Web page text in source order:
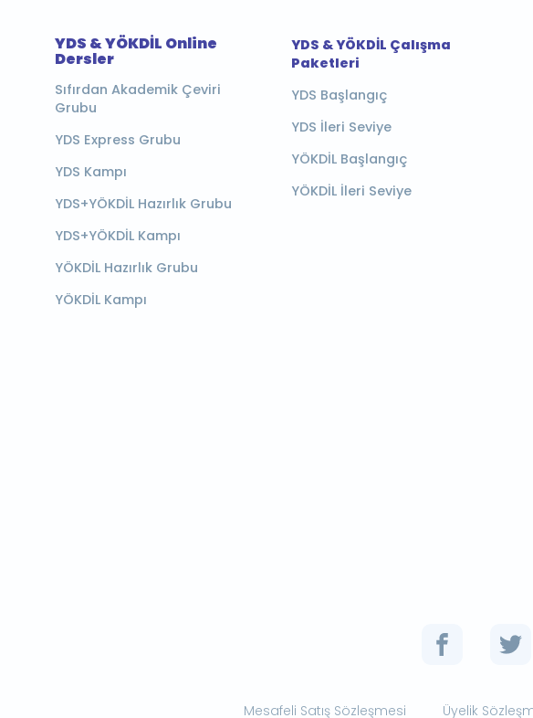
YDS & YÖKDİL Online
Dersler
Sıfırdan Akademik Çeviri
Grubu
YDS Express Grubu
YDS Kampı
YDS+YÖKDİL Hazırlık Grubu
YDS+YÖKDİL Kampı
YÖKDİL Hazırlık Grubu
YÖKDİL Kampı
YDS & YÖKDİL Çalışma
Paketleri
YDS Başlangıç
YDS İleri Seviye
YÖKDİL Başlangıç
YÖKDİL İleri Seviye
Mesafeli Satış Sözleşmesi Üyelik